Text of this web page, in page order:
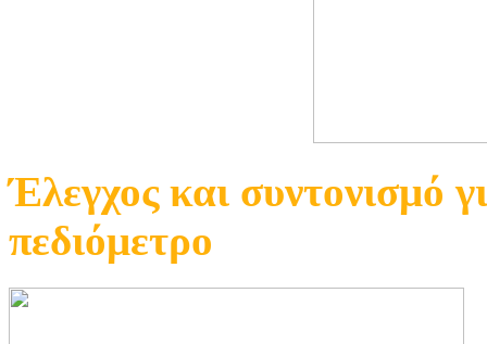
Έλεγχος και συντονισμό
πεδιόμετρο